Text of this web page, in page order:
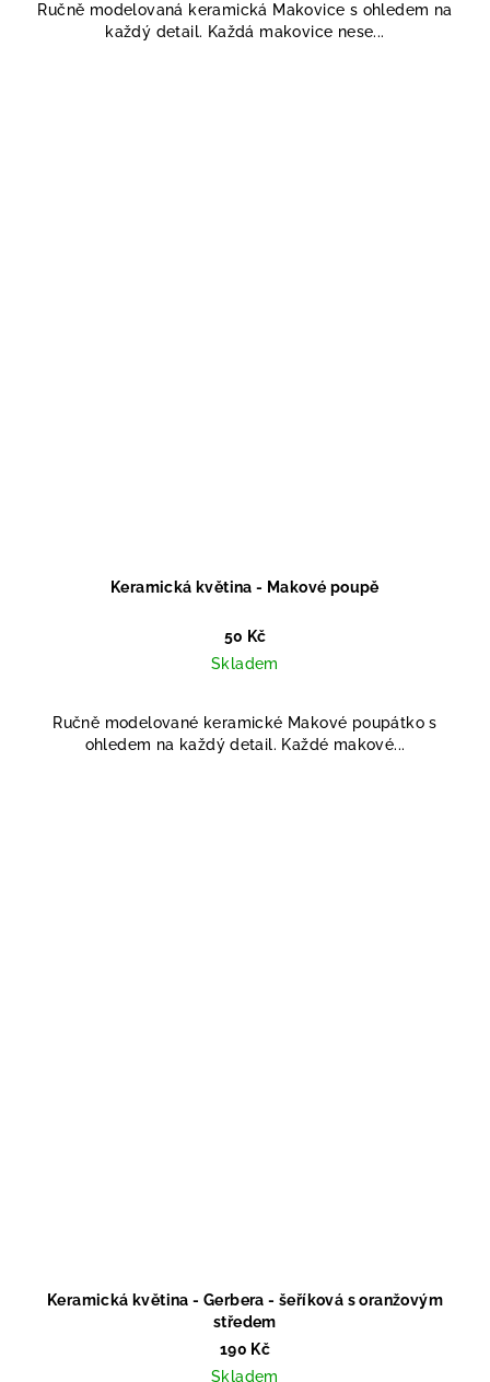
Ručně modelovaná keramická Makovice s ohledem na
každý detail. Každá makovice nese...
Keramická květina - Makové poupě
50 Kč
Skladem
Ručně modelované keramické Makové poupátko s
ohledem na každý detail. Každé makové...
Keramická květina - Gerbera - šeříková s oranžovým
středem
190 Kč
Skladem